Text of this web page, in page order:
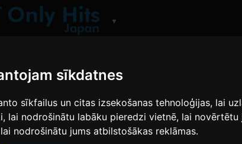
sīkdatnes
sīkfailus un citas izsekošanas tehnoloģijas, lai
, lai nodrošinātu labāku pieredzi vietnē, lai novērtētu
lai nodrošinātu jums atbilstošākas reklāmas.
▼